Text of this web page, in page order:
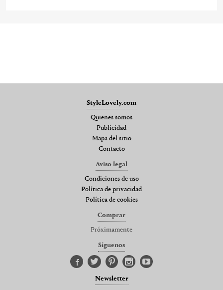
StyleLovely.com
Quienes somos
Publicidad
Mapa del sitio
Contacto
Aviso legal
Condiciones de uso
Política de privacidad
Política de cookies
Comprar
Próximamente
Síguenos
Newsletter